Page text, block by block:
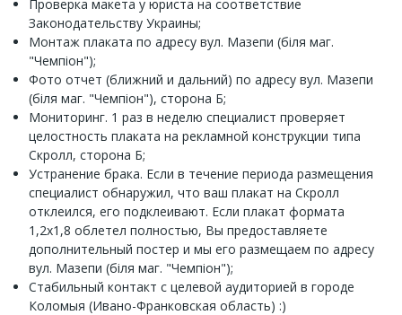
Проверка макета у юриста на соответствие
Законодательству Украины;
Монтаж плаката по адресу вул. Мазепи (біля маг.
"Чемпіон");
Фото отчет (ближний и дальний) по адресу вул. Мазепи
(біля маг. "Чемпіон"), сторона Б;
Мониторинг. 1 раз в неделю специалист проверяет
целостность плаката на рекламной конструкции типа
Скролл, сторона Б;
Устранение брака. Если в течение периода размещения
специалист обнаружил, что ваш плакат на Скролл
отклеился, его подклеивают. Если плакат формата
1,2x1,8 облетел полностью, Вы предоставляете
дополнительный постер и мы его размещаем по адресу
вул. Мазепи (біля маг. "Чемпіон");
Стабильный контакт с целевой аудиторией в городе
Коломыя (Ивано-Франковская область) :)